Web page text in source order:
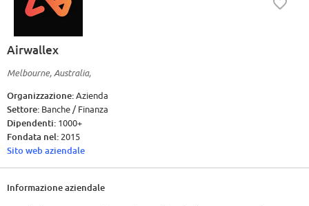
Airwallex
Melbourne, Australia,
Organizzazione:Azienda
Settore: Banche / Finanza
Dipendenti: 1000+
Fondata nel: 2015
Sito web aziendale
Informazione aziendale